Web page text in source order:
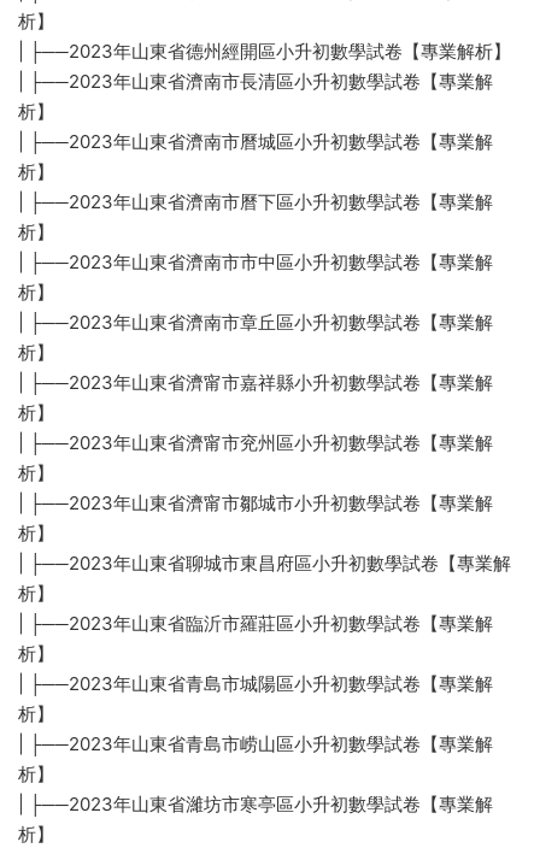
析】
| ├──2023年山東省德州經開區小升初數學試卷【專業解析】
| ├──2023年山東省濟南市長清區小升初數學試卷【專業解
析】
| ├──2023年山東省濟南市曆城區小升初數學試卷【專業解
析】
| ├──2023年山東省濟南市曆下區小升初數學試卷【專業解
析】
| ├──2023年山東省濟南市市中區小升初數學試卷【專業解
析】
| ├──2023年山東省濟南市章丘區小升初數學試卷【專業解
析】
| ├──2023年山東省濟甯市嘉祥縣小升初數學試卷【專業解
析】
| ├──2023年山東省濟甯市兖州區小升初數學試卷【專業解
析】
| ├──2023年山東省濟甯市鄒城市小升初數學試卷【專業解
析】
| ├──2023年山東省聊城市東昌府區小升初數學試卷【專業解
析】
| ├──2023年山東省臨沂市羅莊區小升初數學試卷【專業解
析】
| ├──2023年山東省青島市城陽區小升初數學試卷【專業解
析】
| ├──2023年山東省青島市崂山區小升初數學試卷【專業解
析】
| ├──2023年山東省濰坊市寒亭區小升初數學試卷【專業解
析】